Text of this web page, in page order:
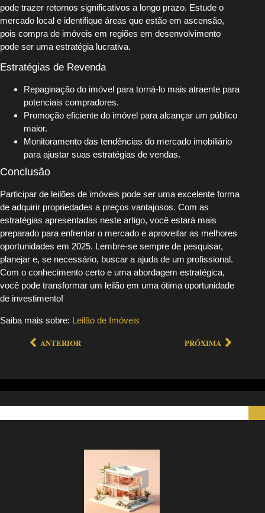
pode trazer retornos significativos a longo prazo. Estude o
mercado local e identifique áreas que estão em ascensão,
pois compra de imóveis em regiões em desenvolvimento
pode ser uma estratégia lucrativa.
Estratégias de Revenda
Repaginação do imóvel para torná-lo mais atraente para
potenciais compradores.
Promoção eficiente do imóvel para alcançar um público
maior.
Monitoramento das tendências do mercado imobiliário
para ajustar suas estratégias de vendas.
Conclusão
Participar de leilões de imóveis pode ser uma excelente forma
de adquirir propriedades a preços vantajosos. Com as
estratégias apresentadas neste artigo, você estará mais
preparado para enfrentar o mercado e aproveitar as melhores
oportunidades em 2025. Lembre-se sempre de pesquisar,
planejar e, se necessário, buscar a ajuda de um profissional.
Com o conhecimento certo e uma abordagem estratégica,
você pode transformar um leilão em uma ótima oportunidade
de investimento!
Saiba mais sobre: Leilão de Imóveis
ANTERIOR PRÓXIMA